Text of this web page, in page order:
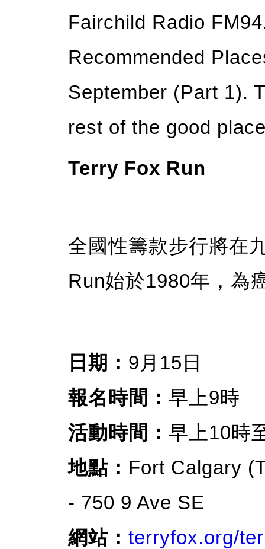
Fairchild Radio
Recommended
September (Part 1).
rest of the good
Terry Fox Run
全國性籌款步行將在
Run始於1980年，為
日期： 9月15日
報名時間： 早上9時
活動時間： 早上10時
地點： Fort Calgary
- 750 9 Ave SE
網站： terryfox.org/